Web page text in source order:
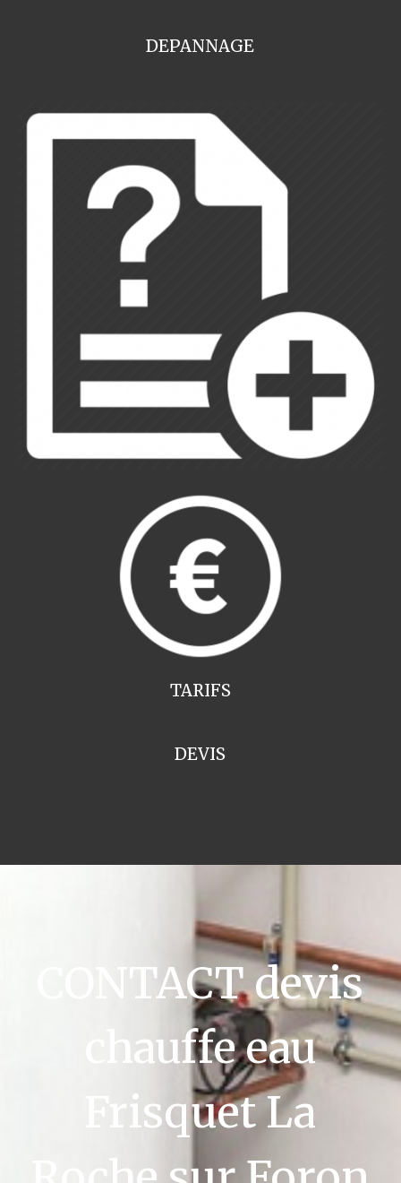
DEPANNAGE
TARIFS
DEVIS
CONTACT devis
chauffe eau
Frisquet La